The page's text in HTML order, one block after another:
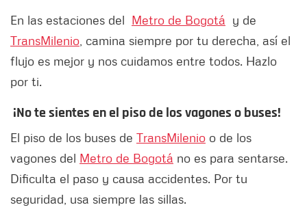
En las estaciones del Metro de Bogotá y de
TransMilenio , camina siempre por tu derecha, así el
flujo es mejor y nos cuidamos entre todos. Hazlo
por ti.
¡No te sientes en el piso de los vagones o buses!
El piso de los buses de TransMilenio o de los
vagones del Metro de Bogotá no es para sentarse.
Dificulta el paso y causa accidentes. Por tu
seguridad, usa siempre las sillas.